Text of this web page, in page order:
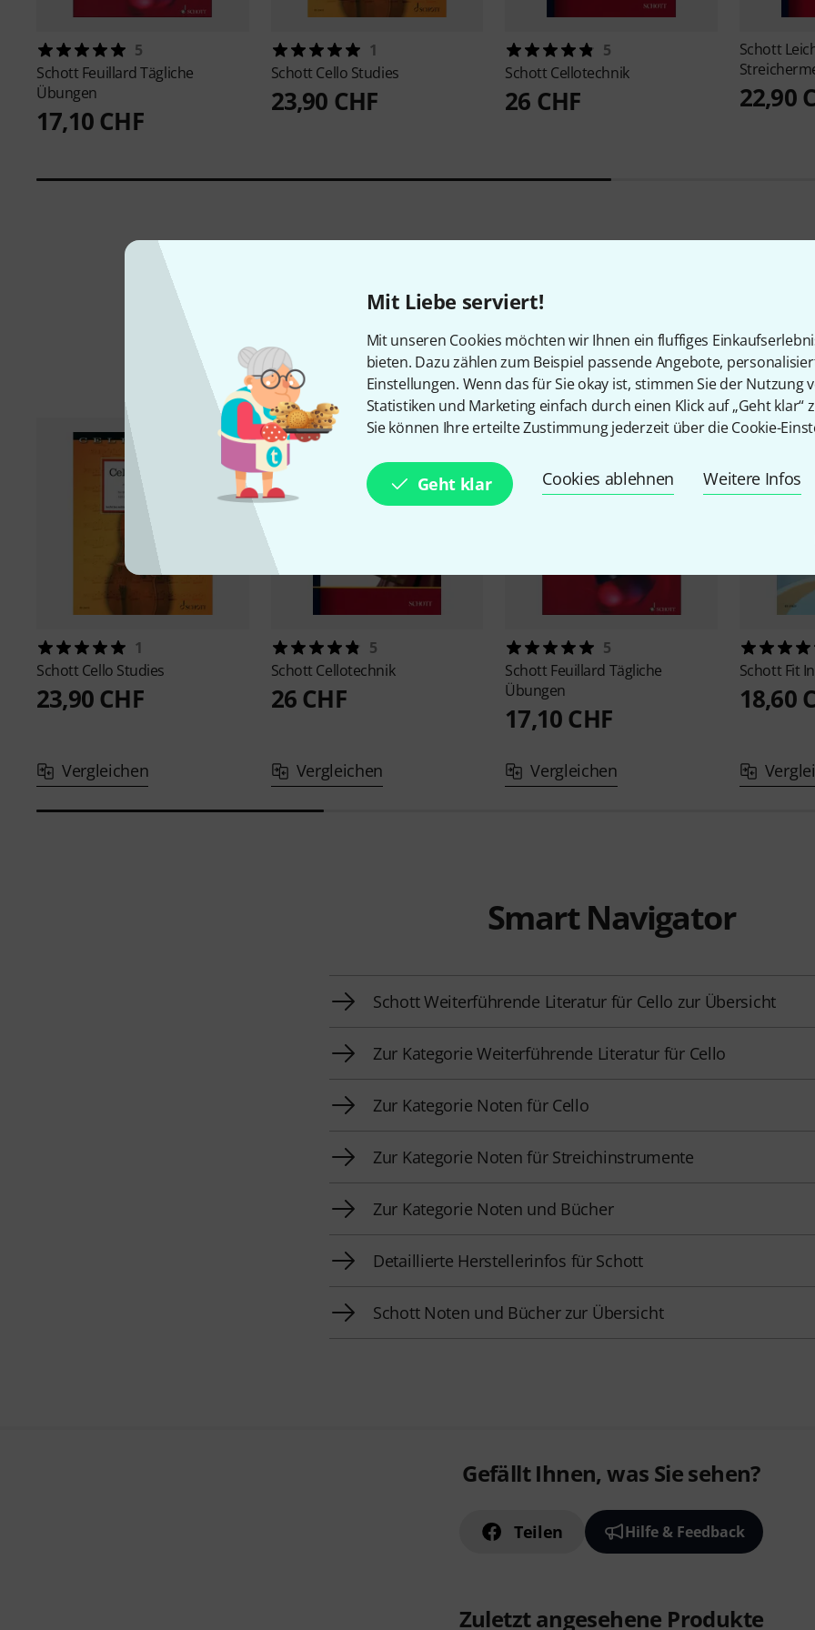
Mit Liebe serviert!
Mit unseren Cookies möchten wir Ihnen ein fluffiges
bieten. Dazu zählen zum Beispiel passende Angebote,
Einstellungen. Wenn das für Sie okay ist, stimmen Sie der Nutzung
Statistiken und Marketing einfach durch einen Klick auf „Geht klar“
Sie können Ihre erteilte Zustimmung jederzeit über die Cookie-
Geht klar Cookies ablehnen Weitere Infos
5
Schott Feuillard Tägliche
Übungen
17,10 CHF
1
Schott Cello Studies
23,90 CHF
5
Schott Cellotechnik
26 CHF
Schott
22,90
Alternativen vergleichen
1
Schott Cello Studies
23,90 CHF
Vergleichen
5
Schott Cellotechnik
26 CHF
Vergleichen
5
Schott Feuillard Tägliche
Übungen
17,10 CHF
Vergleichen
Schott Fit
18,60
Smart Navigator
Schott Weiterführende Literatur für Cello zur Übersicht
Zur Kategorie Weiterführende Literatur für Cello
Zur Kategorie Noten für Cello
Zur Kategorie Noten für Streichinstrumente
Zur Kategorie Noten und Bücher
Detaillierte Herstellerinfos für Schott
Schott Noten und Bücher zur Übersicht
Gefällt Ihnen, was Sie sehen?
Teilen Hilfe & Feedback
Zuletzt angesehene Produkte